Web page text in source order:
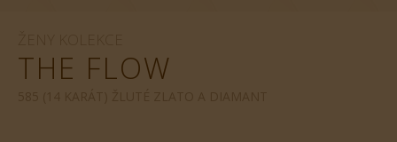
THE FLOW